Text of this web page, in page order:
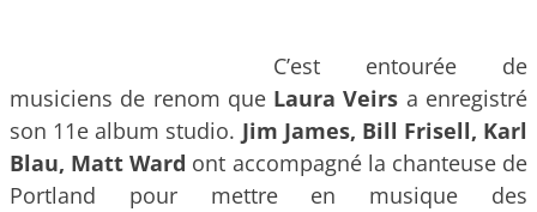
C’est entourée de
musiciens de renom que Laura Veirs a enregistré
son 11e album studio. Jim James, Bill Frisell, Karl
Blau, Matt Ward ont accompagné la chanteuse de
Portland pour mettre en musique des